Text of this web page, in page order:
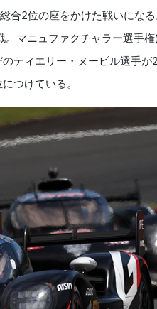
合2位の座をかけた戦いになる
マニュファクチャラー選手
ティエリー・ヌービル選手が
つけている。